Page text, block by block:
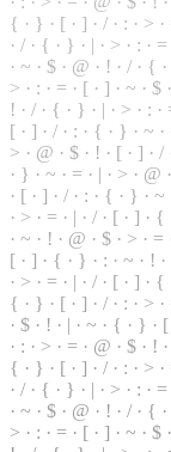
{ · } · [ · ] · / · : · > ·
· / · { · } · | · > · : ·
· ~ · $ · @ · ! · / · {
> · : · = · [ · ] · ~ · $
! · / · { · } · | · > · : ·
[ · ] · / · : · { · } · ~ ·
> · @ · $ · ! · [ · ] ·
· } · ~ · = · | · > · @
· [ · ] · / · : · { · } · ~
· > · = · | · / · [ · ] ·
· ~ · ! · @ · $ · > · =
[ · ] · { · } · : · ~ · !
· > · = · | · /· [ · ] · {
{ · } · [ · ] · / · : · > ·
· $ · ! · | · ~ · { · } · [
· : · > · = · @ · $ · !
{ · } · [ · ] · /· : · >
· / · { · } · | · > · : ·
· ~ · $ · @ · ! · / · {
> · : · = · [ · ] · ~ · $